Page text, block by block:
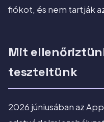
fiókot, és nem tartják
Mit
teszteltünk
2026 júniusában az